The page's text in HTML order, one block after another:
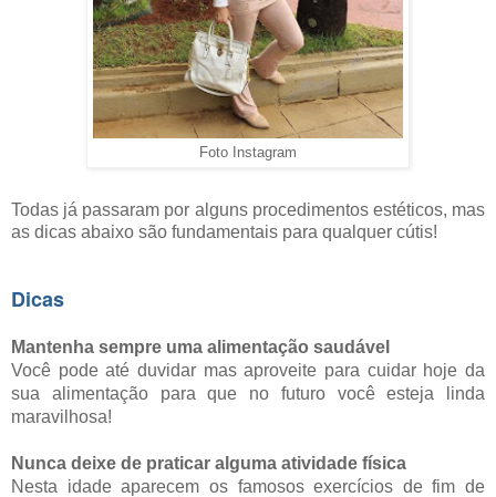
Foto Instagram
Todas já passaram por alguns procedimentos estéticos, mas
as dicas abaixo são fundamentais para qualquer cútis!
Dicas
Mantenha sempre uma alimentação saudável
Você pode até duvidar mas aproveite para cuidar hoje da
sua alimentação para que no futuro você esteja linda
maravilhosa!
Nunca deixe de praticar alguma atividade física
Nesta idade aparecem os famosos exercícios de fim de